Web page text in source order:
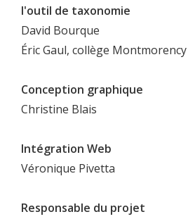
l'outil de taxonomie
David Bourque
Éric Gaul, collège Montmorency
Conception graphique
Christine Blais
Intégration Web
Véronique Pivetta
Responsable du projet